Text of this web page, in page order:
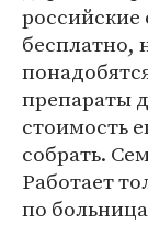
бесплатно,
препараты
стоимость
собрать.
Работает
по